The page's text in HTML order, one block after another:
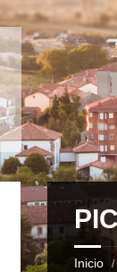
Inicio